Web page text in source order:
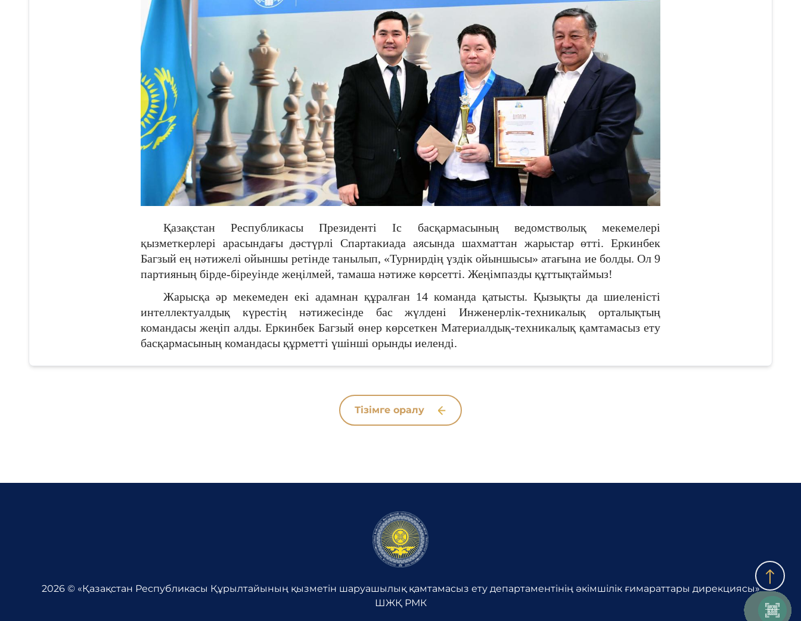
Қазақстан Республикасы Президенті Іс басқармасының ведомстволық мекемелері
қызметкерлері арасындағы дәстүрлі Спартакиада аясында шахматтан жарыстар өтті. Еркинбек
Багзый ең нәтижелі ойыншы ретінде танылып, «Турнирдің үздік ойыншысы» атағына ие болды. Ол 9
партияның бірде-біреуінде жеңілмей, тамаша нәтиже көрсетті. Жеңімпазды құттықтаймыз!
Жарысқа әр мекемеден екі адамнан құралған 14 команда қатысты. Қызықты да шиеленісті
интеллектуалдық күрестің нәтижесінде бас жүлдені Инженерлік-техникалық орталықтың
командасы жеңіп алды. Еркинбек Багзый өнер көрсеткен Материалдық-техникалық қамтамасыз ету
басқармасының командасы құрметті үшінші орынды иеленді.
Тізімге оралу
2026 © «Қазақстан Республикасы Құрылтайының қызметін шаруашылық қамтамасыз ету департаментінің әкімшілік ғимараттары дирекциясы»
ШЖҚ РМК